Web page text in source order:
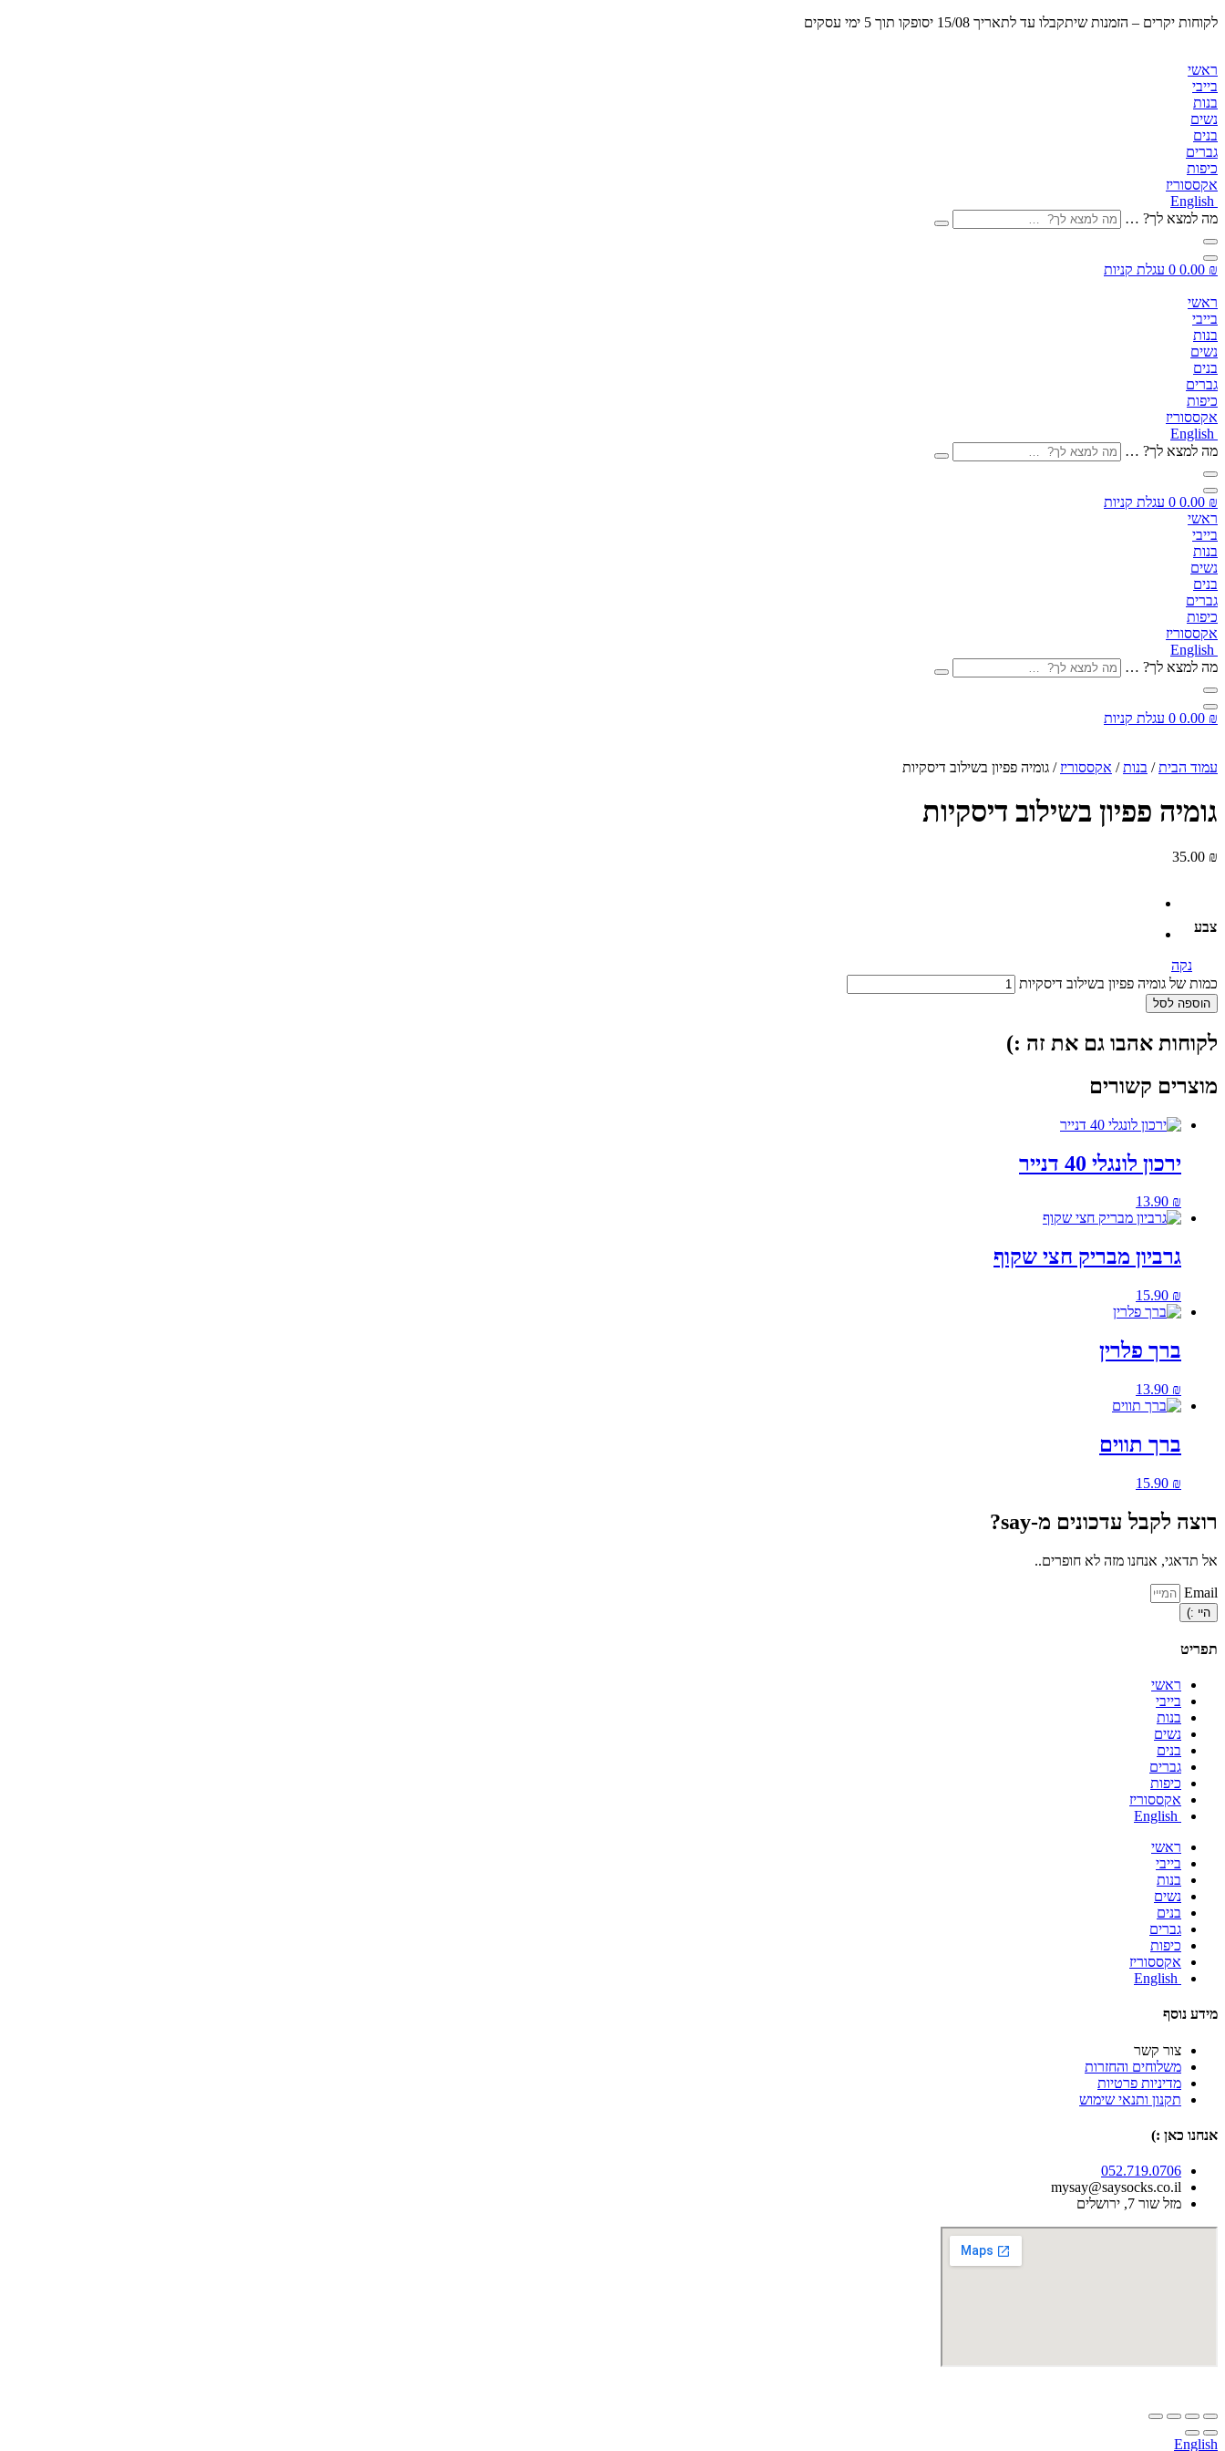
לקוחות יקרים – הזמנות שיתקבלו עד לתאריך 15/08 יסופקו תוך 5 ימי עסקים
ראשי
בייבי
בנות
נשים
בנים
גברים
כיפות
אקססוריז
English
מה למצא לך? …
0.00 ₪
0 עגלת קניות
ראשי
בייבי
בנות
נשים
בנים
גברים
כיפות
אקססוריז
English
מה למצא לך? …
0.00 ₪
0 עגלת קניות
ראשי
בייבי
בנות
נשים
בנים
גברים
כיפות
אקססוריז
English
מה למצא לך? …
0.00 ₪
0 עגלת קניות
עמוד הבית/ בנות/ אקססוריז / גומיה פפיון בשילוב דיסקיות
גומיה פפיון בשילוב דיסקיות
35.00 ₪
צבע
נקה
כמות של גומיה פפיון בשילוב דיסקיות
הוספה לסל
לקוחות אהבו גם את זה :)
מוצרים קשורים
ירכון לונגלי 40 דנייר
13.90 ₪
גרביון מבריק חצי שקוף
15.90 ₪
ברך פלרין
13.90 ₪
ברך תווים
15.90 ₪
רוצה לקבל עדכונים מ-say?
אל תדאגי, אנחנו מזה לא חופרים..
Email
היי :)
תפריט
ראשי
בייבי
בנות
נשים
בנים
גברים
כיפות
אקססוריז
English
ראשי
בייבי
בנות
נשים
בנים
גברים
כיפות
אקססוריז
English
מידע נוסף
צור קשר
משלוחים והחזרות
מדיניות פרטיות
תקנון ותנאי שימוש
אנחנו כאן :)
052.719.0706
mysay@saysocks.co.il‏
מזל שור 7, ירושלים
English